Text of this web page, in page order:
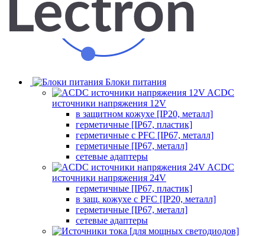
Блоки питания
ACDC
источники напряжения 12V
в защитном кожухе [IP20, металл]
герметичные [IP67, пластик]
герметичные с PFC [IP67, металл]
герметичные [IP67, металл]
сетевые адаптеры
ACDC
источники напряжения 24V
герметичные [IP67, пластик]
в защ. кожухе с PFC [IP20, металл]
герметичные [IP67, металл]
сетевые адаптеры